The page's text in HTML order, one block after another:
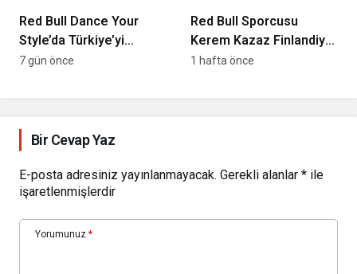
Red Bull Dance Your
Style’da Türkiye’yi
Zürih’te Temsil Edecek
7 gün önce
Red Bull Sporcusu
Kerem Kazaz Finlandiya
Rallisi’nde Yarışacak
1 hafta önce
Bir Cevap Yaz
E-posta adresiniz yayınlanmayacak. Gerekli alanlar * ile
işaretlenmişlerdir
Yorumunuz *